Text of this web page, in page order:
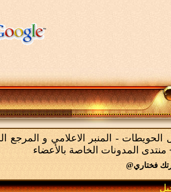
الحويطات - المنبر الاعلامي و المرجع
منتدى المدونات الخاصة بالأعضاء
فختاري@